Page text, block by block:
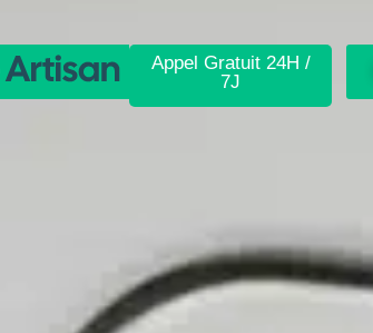
Appel Gratuit 24H /
7J